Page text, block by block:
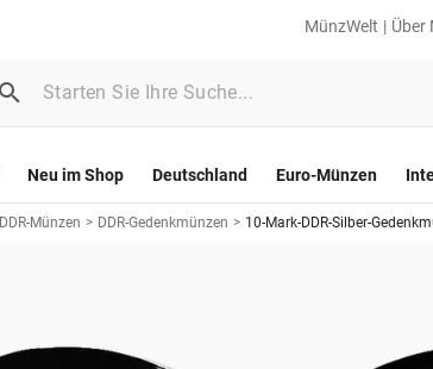
MünzWelt Über
Neu im Shop Deutschland Euro-Münzen
DDR-Münzen > DDR-Gedenkmünzen > 10-Mark-DDR-Silber-